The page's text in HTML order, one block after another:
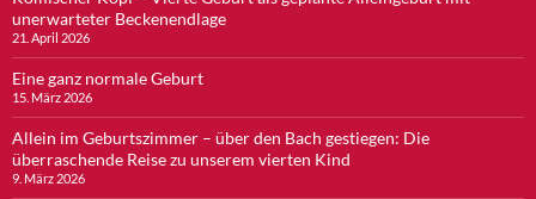
unerwarteter Beckenendlage
21. April 2026
Eine ganz normale Geburt
15. März 2026
Allein im Geburtszimmer – über den Bach gestiegen: Die
überraschende Reise zu unserem vierten Kind
9. März 2026